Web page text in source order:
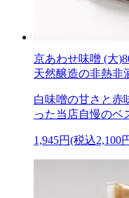
京あわせ味噌 (大
天然醸造の非熱非
白味噌の甘さと赤
った当店自慢のベ
1,945円(税込2,100